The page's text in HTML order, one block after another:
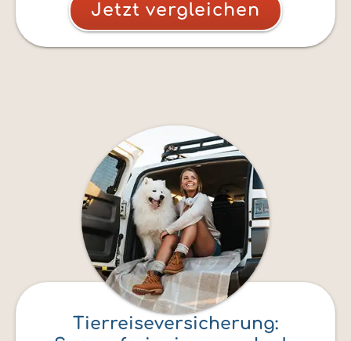
Jetzt vergleichen
Tierreiseversicherung: